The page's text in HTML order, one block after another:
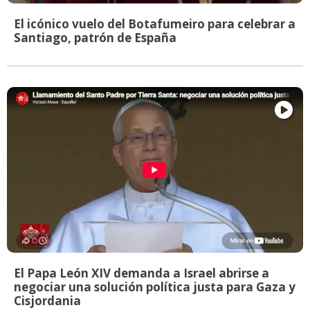
El icónico vuelo del Botafumeiro para celebrar a
Santiago, patrón de España
El Papa León XIV demanda a Israel abrirse a
negociar una solución política justa para Gaza y
Cisjordania